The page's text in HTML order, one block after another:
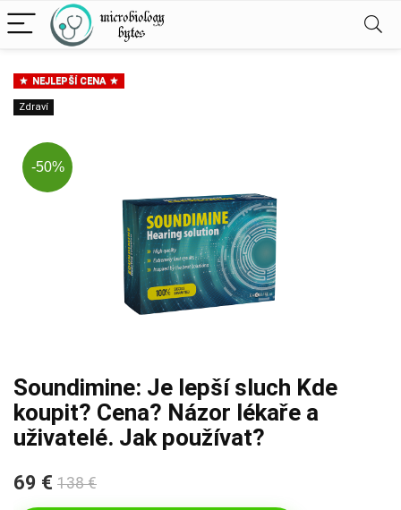
NEJLEPŠÍ CENA
Zdraví
-50%
Soundimine: Je lepší sluch Kde
koupit? Cena? Názor lékaře a
uživatelé. Jak používat?
69 € 138 €